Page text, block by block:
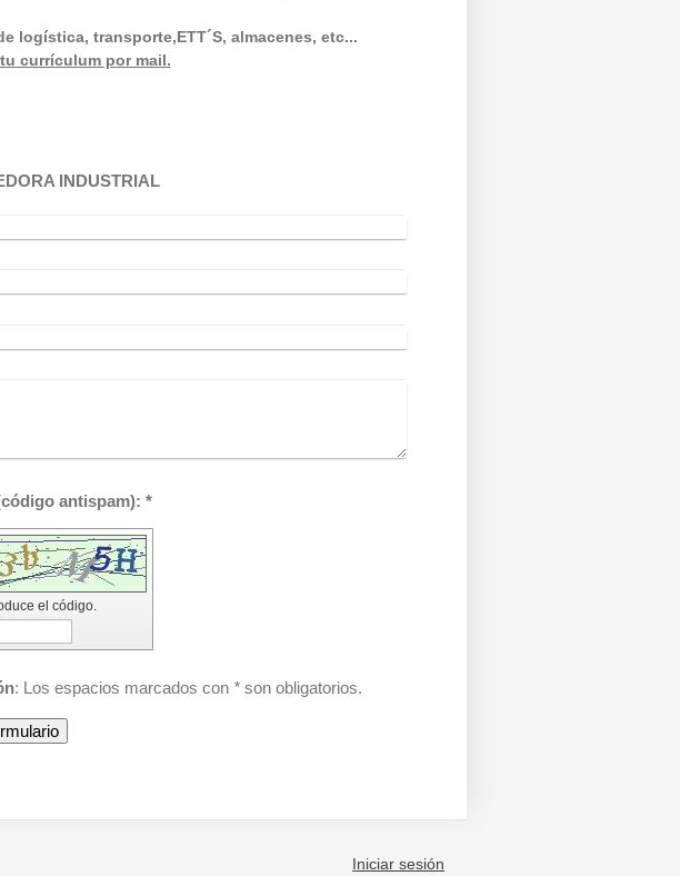
logística, transporte,ETT´S, almacenes, etc...
currículum por mail.
INDUSTRIAL
Captcha (código antispam): *
el código.
: Los espacios marcados con * son obligatorios.
Iniciar sesión